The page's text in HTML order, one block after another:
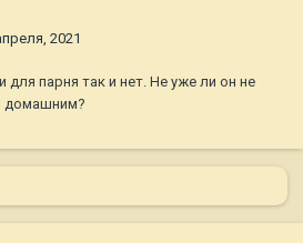
2021
для парня так и нет. Не уже ли он не
домашним?